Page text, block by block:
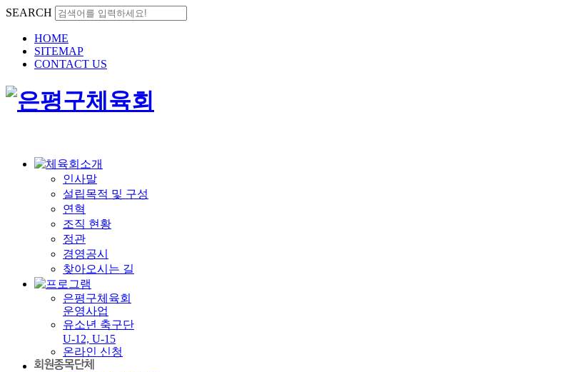
SEARCH
HOME
SITEMAP
CONTACT US
인사말
설립목적 및 구성
연혁
조직 현황
정관
경영공시
찾아오시는 길
은평구체육회
운영사업
유소년 축구단
U-12, U-15
온라인 신청